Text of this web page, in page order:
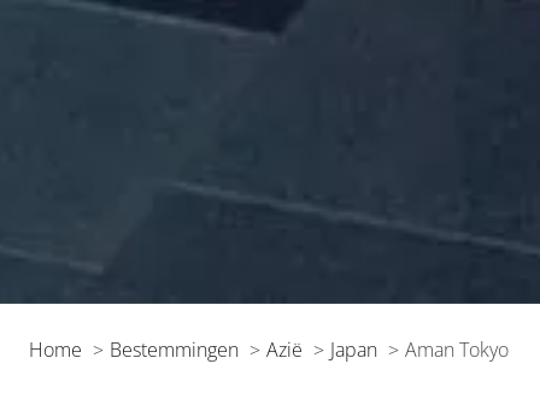
Home Bestemmingen Azië Japan Aman Tokyo